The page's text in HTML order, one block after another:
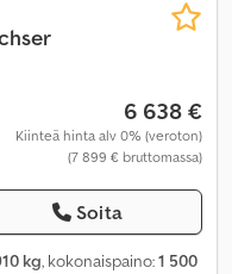
6 638 €
Kiinteä hinta alv 0% (veroton)
(7 899 € bruttomassa)
Soita
kg, kokonaispaino:1 500